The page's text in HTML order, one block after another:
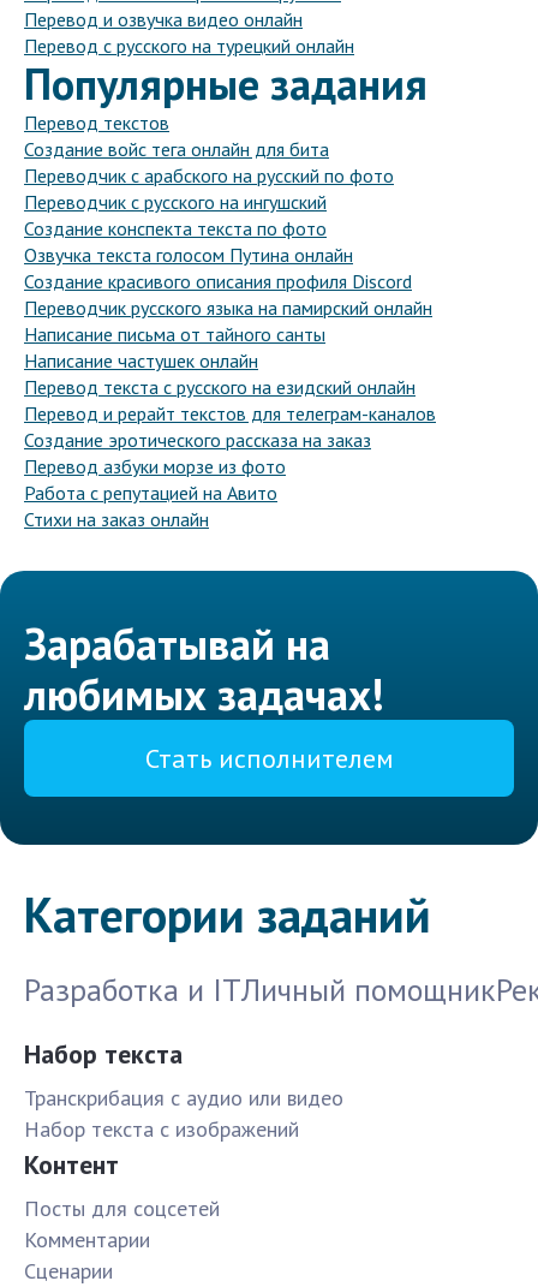
Перевод и озвучка видео онлайн
Перевод с русского на турецкий онлайн
Популярные задания
Перевод текстов
Создание войс тега онлайн для бита
Переводчик с арабского на русский по фото
Переводчик с русского на ингушский
Создание конспекта текста по фото
Озвучка текста голосом Путина онлайн
Создание красивого описания профиля Discord
Переводчик русского языка на памирский онлайн
Написание письма от тайного санты
Написание частушек онлайн
Перевод текста с русского на езидский онлайн
Перевод и рерайт текстов для телеграм-каналов
Создание эротического рассказа на заказ
Перевод азбуки морзе из фото
Работа с репутацией на Авито
Стихи на заказ онлайн
Зарабатывай на
любимых задачах!
Стать исполнителем
Категории заданий
Разработка и ITЛичный помощник
Набор текста
Транскрибация с аудио или видео
Набор текста с изображений
Контент
Посты для соцсетей
Комментарии
Сценарии